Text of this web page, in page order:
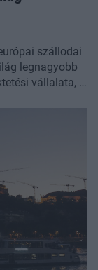
szállodai
legnagyobb
vállalata, a